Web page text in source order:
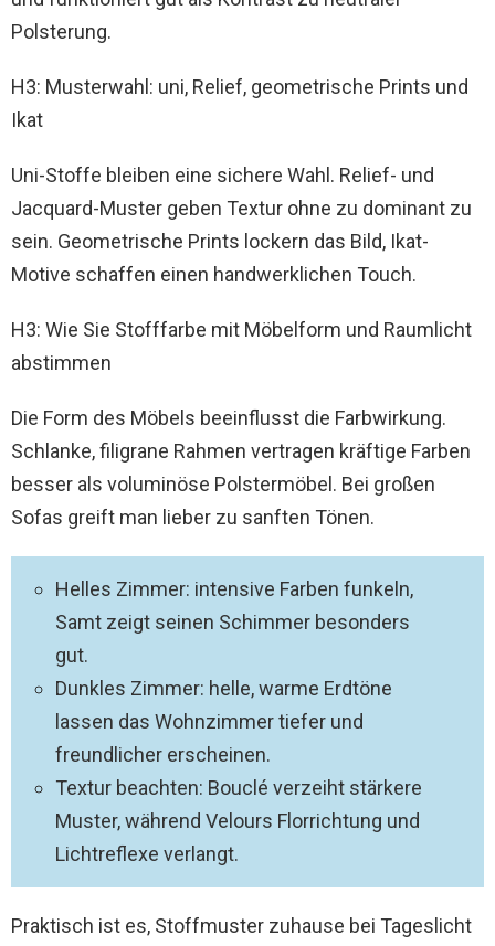
Polsterung.
H3: Musterwahl: uni, Relief, geometrische Prints und
Ikat
Uni-Stoffe bleiben eine sichere Wahl. Relief- und
Jacquard-Muster geben Textur ohne zu dominant zu
sein. Geometrische Prints lockern das Bild, Ikat-
Motive schaffen einen handwerklichen Touch.
H3: Wie Sie Stofffarbe mit Möbelform und Raumlicht
abstimmen
Die Form des Möbels beeinflusst die Farbwirkung.
Schlanke, filigrane Rahmen vertragen kräftige Farben
besser als voluminöse Polstermöbel. Bei großen
Sofas greift man lieber zu sanften Tönen.
Helles Zimmer: intensive Farben funkeln,
Samt zeigt seinen Schimmer besonders
gut.
Dunkles Zimmer: helle, warme Erdtöne
lassen das Wohnzimmer tiefer und
freundlicher erscheinen.
Textur beachten: Bouclé verzeiht stärkere
Muster, während Velours Florrichtung und
Lichtreflexe verlangt.
Praktisch ist es, Stoffmuster zuhause bei Tageslicht